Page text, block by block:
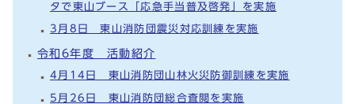
タで東山ブース「応急手当普及啓発」を実施
3月8日 東山消防団震災対応訓練を実施
令和6年度 活動紹介
4月14日 東山消防団山林火災防御訓練を実施
5月26日 東山消防団総合査閲を実施